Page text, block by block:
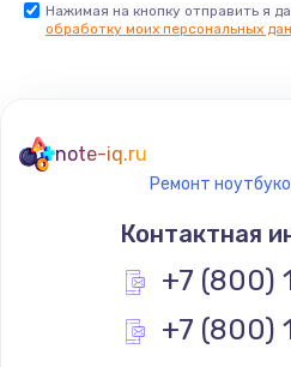
Нажимая на кнопку отправить я
обработку моих персональных
note-iq.ru
Ремонт
Контактная
+7 (800)
+7 (800)